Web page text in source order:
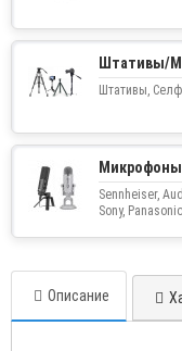
Штативы/
Штативы,
Микрофоны
Sennheiser,
Sony,
Описание